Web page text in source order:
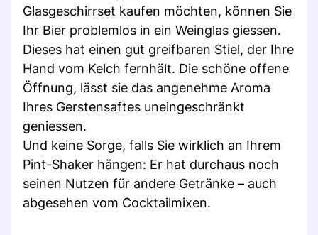
Glasgeschirrset kaufen möchten, können Sie
Ihr Bier problemlos in ein Weinglas giessen.
Dieses hat einen gut greifbaren Stiel, der Ihre
Hand vom Kelch fernhält. Die schöne offene
Öffnung, lässt sie das angenehme Aroma
Ihres Gerstensaftes uneingeschränkt
geniessen.
Und keine Sorge, falls Sie wirklich an Ihrem
Pint-Shaker hängen: Er hat durchaus noch
seinen Nutzen für andere Getränke – auch
abgesehen vom Cocktailmixen.